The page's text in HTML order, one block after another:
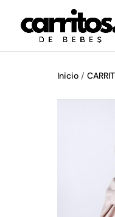
Inicio /